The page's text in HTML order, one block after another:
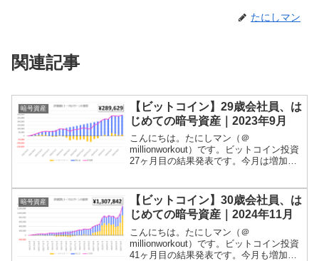
たにしマン
関連記事
暗号資産
【ビットコイン】29歳会社員、は
じめての暗号資産｜2023年9月
こんにちは。たにしマン（＠
millionworkout）です。ビットコイン投資
27ヶ月目の結果発表です。今月は増加し
家計簿などの記録をつけていますが、ビ
ットコインの運...
暗号資産
【ビットコイン】30歳会社員、は
じめての暗号資産｜2024年11月
こんにちは。たにしマン（＠
millionworkout）です。ビットコイン投資
41ヶ月目の結果発表です。今月も増加し